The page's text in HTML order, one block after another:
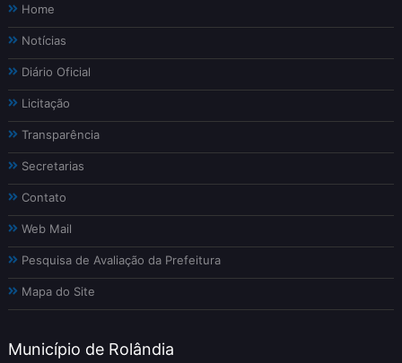
Home
Notícias
Diário Oficial
Licitação
Transparência
Secretarias
Contato
Web Mail
Pesquisa de Avaliação da Prefeitura
Mapa do Site
Município de Rolândia